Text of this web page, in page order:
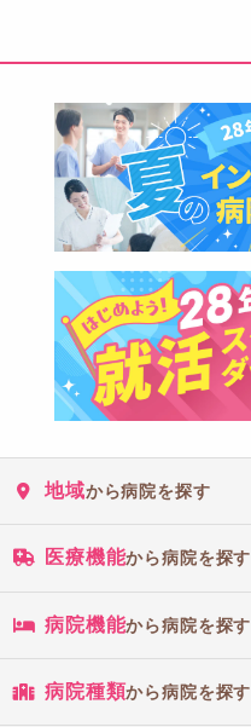
地域から病院を探す
医療機能から病院を探す
病院機能から病院を探す
病院種類から病院を探す